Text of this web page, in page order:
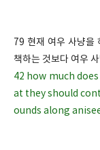
79 현재 여우 사냥을
책하는 것보다 여우
42 how much
at they should
ounds along